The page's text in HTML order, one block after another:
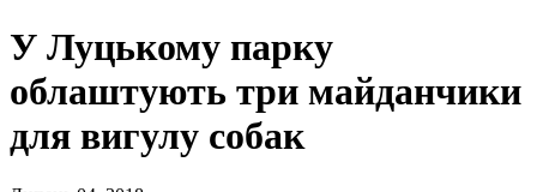
У Луцькому парку
облаштують три майданчики
для вигулу собак